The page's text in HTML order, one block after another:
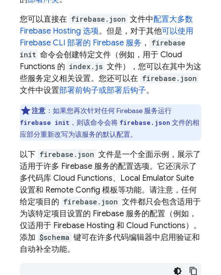
您可以直接在 firebase.json 文件中配置大多数
Firebase Hosting 选项。但是，对于其他可以使用
Firebase CLI 部署的 Firebase 服务 ，
firebase
init 命令会创建特定文件（例如，用于 Cloud
Functions 的 index.js 文件），您可以在其中为这
些服务定义相关设置。您还可以在 firebase.json
文件中设置部署前钩子或部署后钩子。
注意 ： 如果您再次针对任何 Firebase 服务运行
firebase init ，则该命令会将 firebase.json 文件的相
应部分重新改写为该服务的默认配置。
以下 firebase.json 文件是一个全面示例，展示了
适用于许多 Firebase 服务的配置选项。它还演示了
多代码库 Cloud Functions、 Local Emulator Suite
设置和 Remote Config 模板等功能。请注意，任何
给定项目的 firebase.json 文件都只会包含适用于
为该特定项目设置的 Firebase 服务的配置（例如，
仅适用于 Firebase Hosting 和 Cloud Functions）。
添加 $schema 键可在许多代码编辑器中启用验证和
自动补全功能。